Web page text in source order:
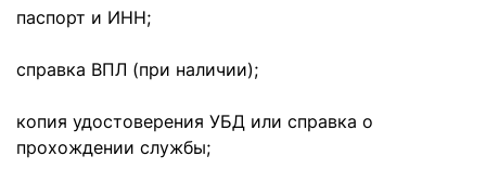
паспорт и ИНН;
справка ВПЛ (при наличии);
копия удостоверения УБД или справка о
прохождении службы;